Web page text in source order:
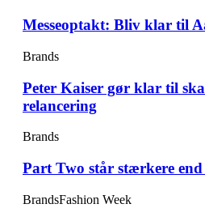
Messeoptakt: Bliv klar til
Brands
Peter Kaiser gør klar til
relancering
Brands
Part Two står stærkere
BrandsFashion Week